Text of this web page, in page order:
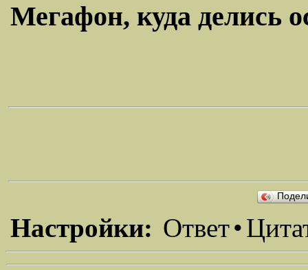
Мегафон, куда делись
Настройки: Ответ•